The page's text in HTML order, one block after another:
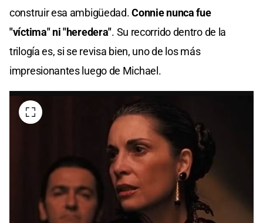
construir esa ambigüedad.Connie nunca fue
"víctima" ni "heredera". Su recorrido dentro de la
trilogía es, si se revisa bien, uno de los más
impresionantes luego de Michael.